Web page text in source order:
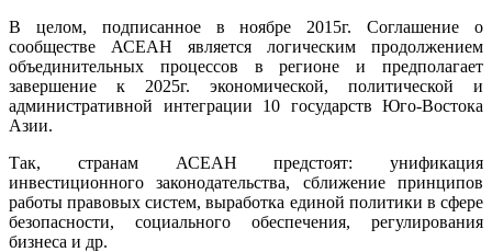
В целом, подписанное в ноябре 2015г. Соглашение о
сообществе АСЕАН является логическим продолжением
объединительных процессов в регионе и предполагает
завершение к 2025г. экономической, политической и
административной интеграции 10 государств Юго-Востока
Азии.
Так, странам АСЕАН предстоят: унификация
инвестиционного законодательства, сближение принципов
работы правовых систем, выработка единой политики в сфере
безопасности, социального обеспечения, регулирования
бизнеса и др.